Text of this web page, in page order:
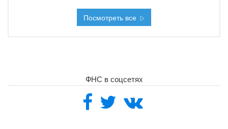
Посмотреть все
ФНС в соцсетях